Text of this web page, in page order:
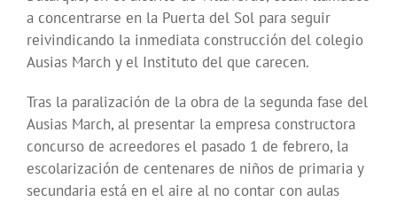
a concentrarse en la Puerta del Sol para seguir
reivindicando la inmediata construcción del colegio
Ausias March y el Instituto del que carecen.
Tras la paralización de la obra de la segunda fase del
Ausias March, al presentar la empresa constructora
concurso de acreedores el pasado 1 de febrero, la
escolarización de centenares de niños de primaria y
secundaria está en el aire al no contar con aulas